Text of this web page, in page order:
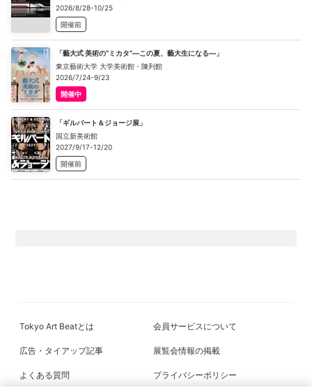
2026/8/28-10/25
開催前
「藝大式 美術の“ミカタ”―この夏、藝大生になる―」
東京藝術大学 大学美術館・陳列館
2026/7/24-9/23
開催中
「ギルバート＆ジョージ展」
国立新美術館
2027/9/17-12/20
開催前
Tokyo Art Beatとは 会員サービスについて
広告・タイアップ記事 展覧会情報の掲載
よくある質問 プライバシーポリシー